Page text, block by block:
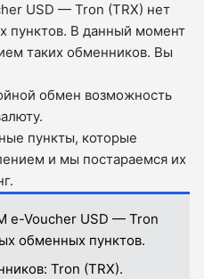
USD — Tron (TRX) нет
пунктов. В данный момент
таких обменников. Вы
обмен возможность
пункты, которые
и мы постараемся их
e-Voucher USD — Tron
обменных пунктов.
Tron (TRX).